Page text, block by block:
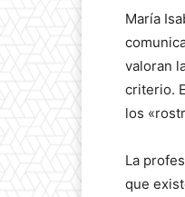
María
valoran
criterio.
los
La
que